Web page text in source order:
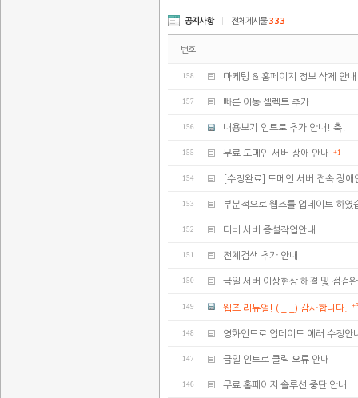
공지사항 전체게시물333
번호
158 마케팅 & 홈페이지 정보 삭제 안내
157 빠른 이동 셀렉트 추가
156 내용보기 인트로 추가 안내! 축!
155 무료 도메인 서버 장애 안내 +1
154 [수정완료] 도메인 서버 접속 장애
153 부분적으로 웹즈를 업데이트 하였
152 디비 서버 증설작업안내
151 전체검색 추가 안내
150 금일 서버 이상현상 해결 및 점검
149 웹즈 리뉴얼! ( _ _) 감사합니다.
148 영화인트로 업데이트 에러 수정안
147 금일 인트로 클릭 오류 안내
146 무료 홈페이지 솔루션 중단 안내